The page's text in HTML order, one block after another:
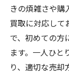
きの煩雑さや購
買取に対応して
で、初めての方
ます。一人ひ
り、適切な売却